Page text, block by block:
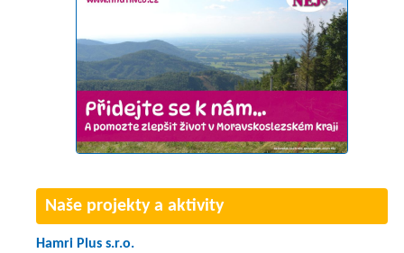
Naše projekty a aktivity
Hamri Plus s.r.o.